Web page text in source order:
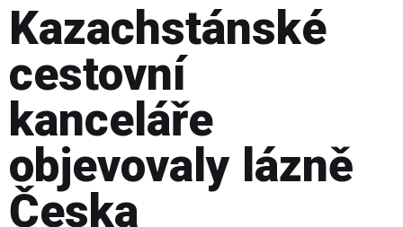
Kazachstánské
cestovní
kanceláře
objevovaly lázně
Česka